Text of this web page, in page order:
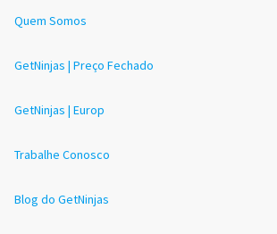
Quem Somos
GetNinjas | Preço Fechado
GetNinjas | Europ
Trabalhe Conosco
Blog do GetNinjas